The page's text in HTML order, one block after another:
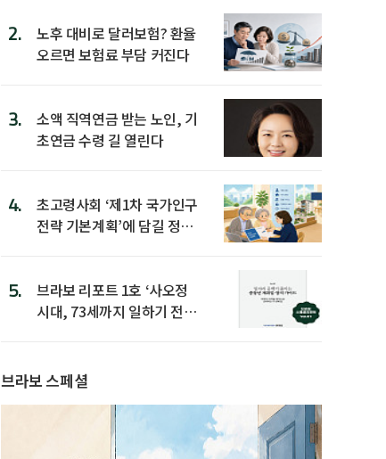
2.
노후 대비로 달러보험? 환율
오르면 보험료 부담 커진다
3.
소액 직역연금 받는 노인, 기
초연금 수령 길 열린다
4.
초고령사회 ‘제1차 국가인구
전략 기본계획’에 담길 정책
5.
브라보 리포트 1호 ‘사오정
시대, 73세까지 일하기 전략’
브라보 스페셜